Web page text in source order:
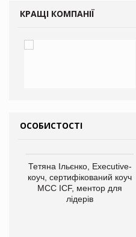
КРАЩІ КОМПАНІЇ
ОСОБИСТОСТІ
Тетяна Ільєнко, Executive-
коуч, сертифікований коуч
МСС ICF, ментор для
лідерів